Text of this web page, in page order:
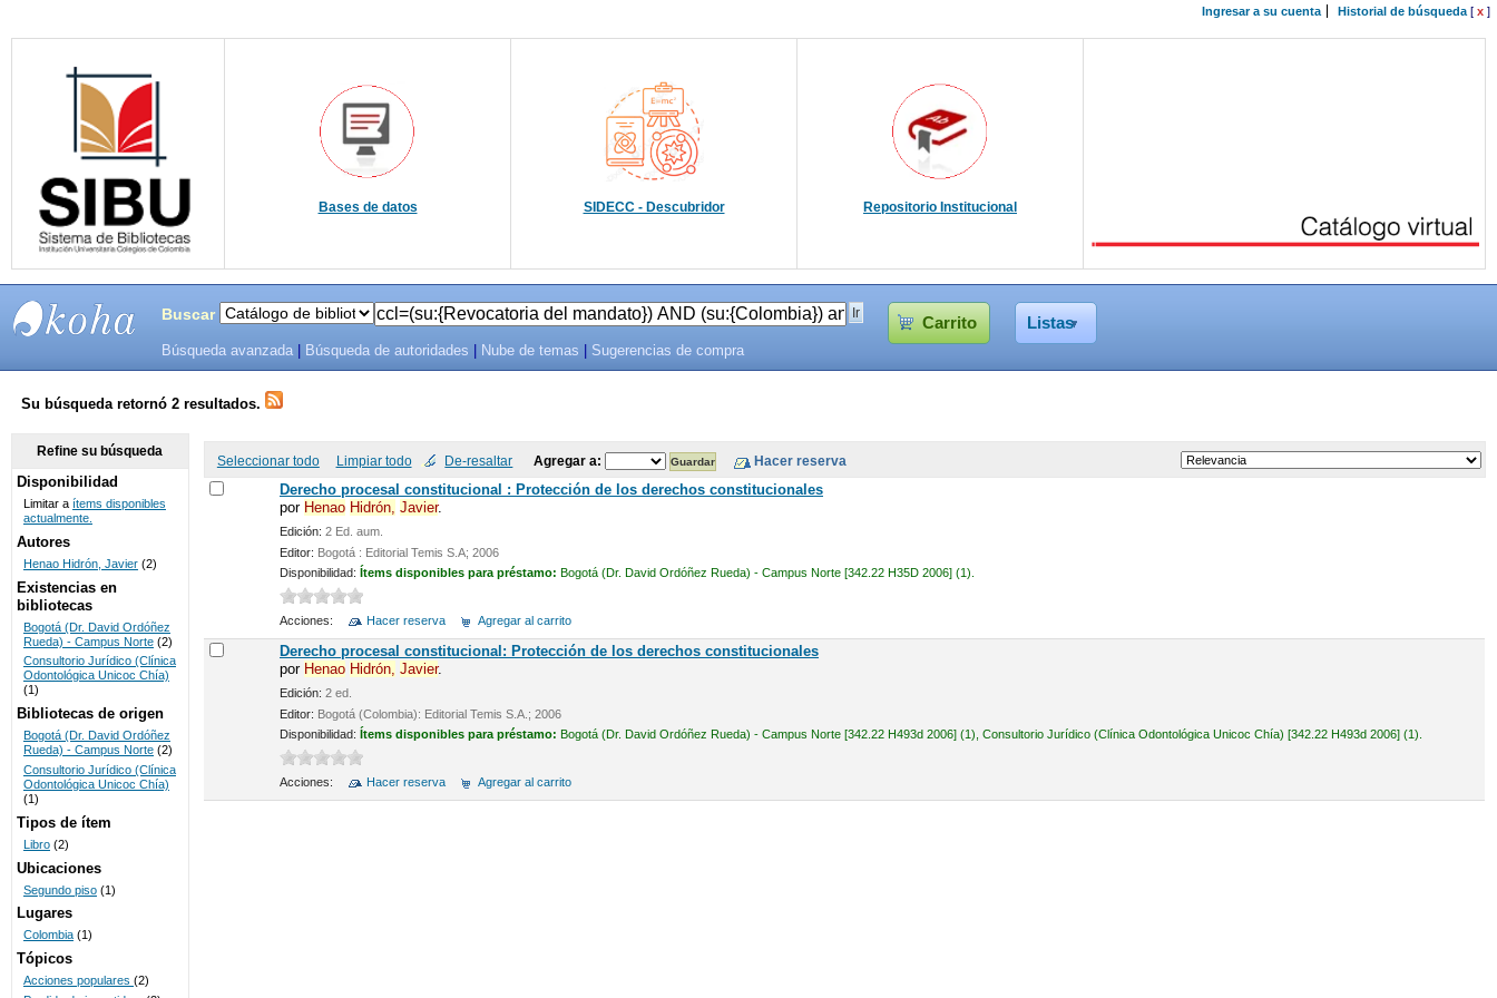
Ingresar a su cuenta Historial de búsqueda[ x ]
Bases de datos SIDECC - Descubridor Repositorio Institucional
SISTEMAS
DE
BIBLIOTECAS
UNICOC
Buscar Carrito Listas
Búsqueda avanzada Búsqueda de autoridades Nube de temas Sugerencias de compra
Su búsqueda retornó 2 resultados.
Seleccionar todo Limpiar todo De-resaltar Agregar a:
Derecho procesal constitucional : Protección de los derechos constitucionales
por Henao Hidrón, Javier.
Edición: 2 Ed. aum.
Editor: Bogotá : Editorial Temis S.A; 2006
Disponibilidad: Ítems disponibles para préstamo: Bogotá (Dr. David Ordóñez Rueda) - Campus Norte [342.22 H35D 2006] (1).
Acciones: Hacer reserva Agregar al carrito
Derecho procesal constitucional: Protección de los derechos constitucionales
por Henao Hidrón, Javier.
Edición: 2 ed.
Editor: Bogotá (Colombia): Editorial Temis S.A.; 2006
Disponibilidad: Ítems disponibles para préstamo: Bogotá (Dr. David Ordóñez Rueda) - Campus Norte [342.22 H493d 2006] (1), Consultorio Jurídico (Clínica Odontológica Unicoc Chía) [342.22 H493d 2006] (1).
Acciones: Hacer reserva Agregar al carrito
Refine su búsqueda
Disponibilidad
Limitar a ítems disponibles
actualmente.
Autores
Henao Hidrón, Javier (2)
Existencias en
bibliotecas
Bogotá (Dr. David Ordóñez
Rueda) - Campus Norte (2)
Consultorio Jurídico (Clínica
Odontológica Unicoc Chía)
(1)
Bibliotecas de origen
Bogotá (Dr. David Ordóñez
Rueda) - Campus Norte (2)
Consultorio Jurídico (Clínica
Odontológica Unicoc Chía)
(1)
Tipos de ítem
Libro (2)
Ubicaciones
Segundo piso (1)
Lugares
Colombia (1)
Tópicos
Acciones populares (2)